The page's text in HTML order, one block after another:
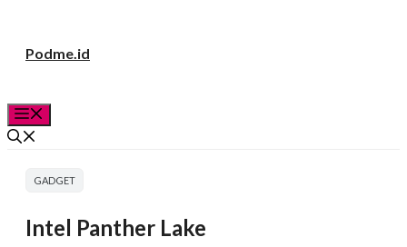
Podme.id
GADGET
Intel Panther Lake